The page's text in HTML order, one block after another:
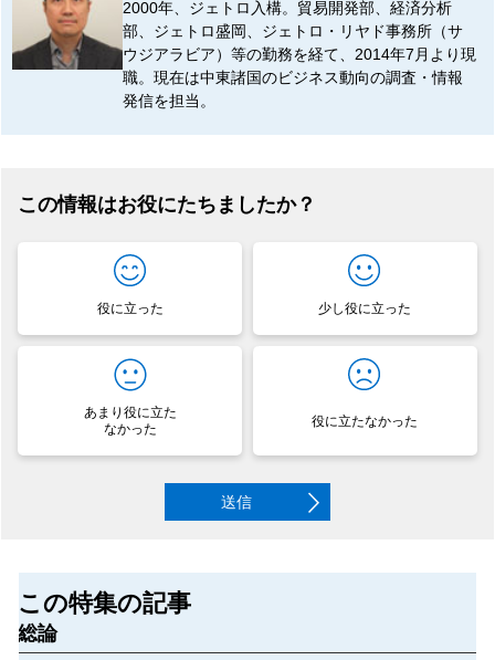
2000年、ジェトロ入構。貿易開発部、経済分析
部、ジェトロ盛岡、ジェトロ・リヤド事務所（サ
ウジアラビア）等の勤務を経て、2014年7月より現
職。現在は中東諸国のビジネス動向の調査・情報
発信を担当。
この情報はお役にたちましたか？
役に立った 少し役に立った
あまり役に立た
なかった
役に立たなかった
送信
この特集の記事
総論